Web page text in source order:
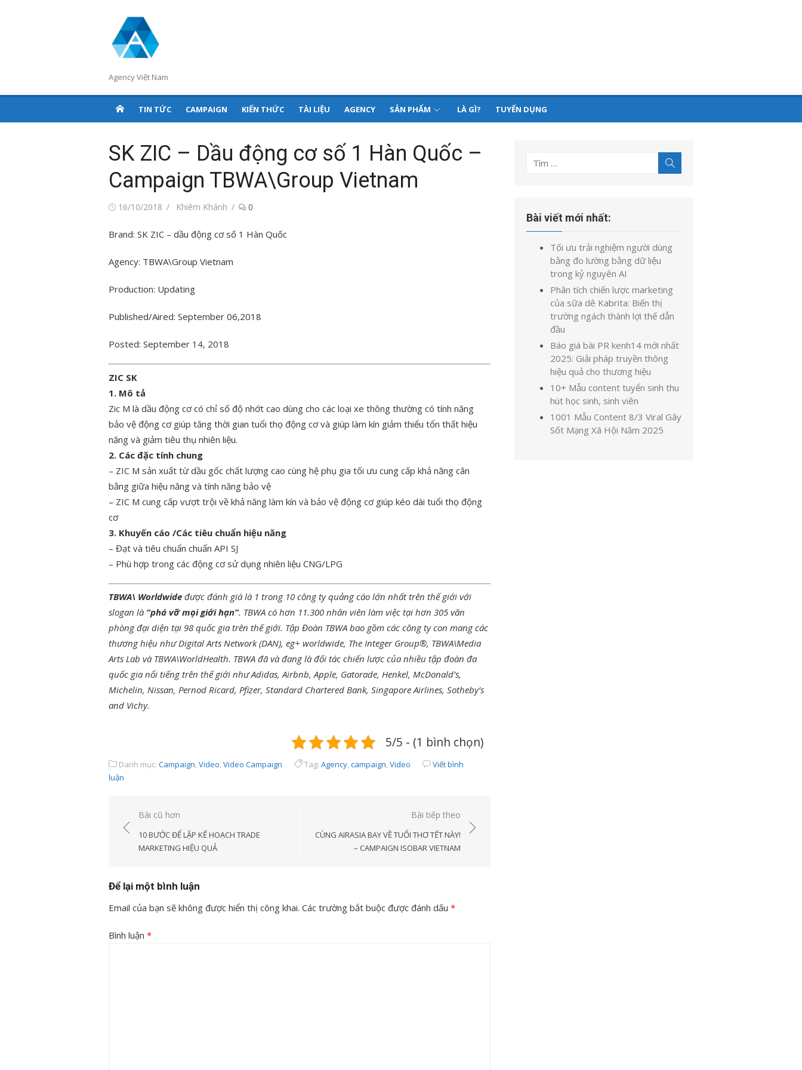
Agency Việt Nam
TIN TỨC CAMPAIGN KIẾN THỨC TÀI LIỆU AGENCY SẢN PHẨM LÀ GÌ? TUYỂN DỤNG
SK ZIC – Dầu động cơ số 1 Hàn Quốc –
Campaign TBWA\Group Vietnam
Đăng16/10/2018
Tác
Khiêm Khánh 0
Brand: SK ZIC – dầu động cơ số 1 Hàn Quốc
Agency: TBWA\Group Vietnam
Production: Updating
Published/Aired: September 06,2018
Posted: September 14, 2018
ZIC SK
1. Mô tả
Zic M là dầu động cơ có chỉ số độ nhớt cao dùng cho các loại xe thông thường có tính năng
bảo vệ động cơ giúp tăng thời gian tuổi thọ động cơ và giúp làm kín giảm thiểu tổn thất hiệu
năng và giảm tiêu thụ nhiên liệu.
2. Các đặc tính chung
– ZIC M sản xuất từ dầu gốc chất lượng cao cùng hệ phụ gia tối ưu cung cấp khả năng cân
bằng giữa hiệu năng và tính năng bảo vệ
– ZIC M cung cấp vượt trội về khả năng làm kín và bảo vệ động cơ giúp kéo dài tuổi thọ động
cơ
3. Khuyến cáo /Các tiêu chuẩn hiệu năng
– Đạt và tiêu chuẩn chuẩn API SJ
– Phù hợp trong các động cơ sử dụng nhiên liệu CNG/LPG
TBWA\ Worldwide được đánh giá là 1 trong 10 công ty quảng cáo lớn nhất trên thế giới với
slogan là “phá vỡ mọi giới hạn”. TBWA có hơn 11.300 nhân viên làm việc tại hơn 305 văn
phòng đại diện tại 98 quốc gia trên thế giới. Tập Đoàn TBWA bao gồm các công ty con mang các
thương hiệu như Digital Arts Network (DAN), eg+ worldwide, The Integer Group®, TBWA\Media
Arts Lab và TBWA\WorldHealth. TBWA đã và đang là đối tác chiến lược của nhiều tập đoàn đa
quốc gia nổi tiếng trên thế giới như Adidas, Airbnb, Apple, Gatorade, Henkel, McDonald’s,
Michelin, Nissan, Pernod Ricard, Pfizer, Standard Chartered Bank, Singapore Airlines, Sotheby’s
and Vichy.
5/5 - (1 bình chọn)
Danh mục: Campaign,Video,Video Campaign Tag: Agency,campaign,Video
Viết bình
luận
Điều
hướng
Bài cũ hơn
10 BƯỚC ĐỂ LẬP KẾ HOẠCH TRADE
MARKETING HIỆU QUẢ
Bài tiếp theo
CÙNG AIRASIA BAY VỀ TUỔI THƠ TẾT NÀY!
– CAMPAIGN ISOBAR VIETNAM
Để lại một bình luận
Email của bạn sẽ không được hiển thị công khai. Các trường bắt buộc được đánh dấu *
Bình luận *
Tìm
kiếm
Bài viết mới nhất:
Tối ưu trải nghiệm người dùng
bằng đo lường bằng dữ liệu
trong kỷ nguyên AI
Phân tích chiến lược marketing
của sữa dê Kabrita: Biến thị
trường ngách thành lợi thế dẫn
đầu
Báo giá bài PR kenh14 mới nhất
2025: Giải pháp truyền thông
hiệu quả cho thương hiệu
10+ Mẫu content tuyển sinh thu
hút học sinh, sinh viên
1001 Mẫu Content 8/3 Viral Gây
Sốt Mạng Xã Hội Năm 2025